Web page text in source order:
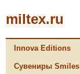
miltex.ru
Innova Editions
Сувениры Smiles